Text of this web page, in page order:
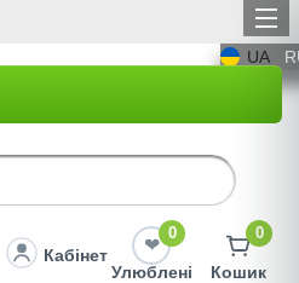
UA
Кабінет
0
Улюблені
0
Кошик